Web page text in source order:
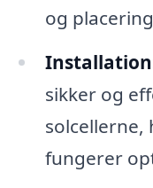
og
sikker og
solcellerne,
fungerer